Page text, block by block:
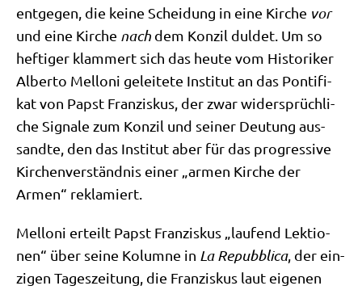
ent­ge­gen, die kei­ne Schei­dung in eine Kir­che vor
und eine Kir­che nach dem Kon­zil dul­det. Um so
hef­ti­ger klam­mert sich das heu­te vom Histo­ri­ker
Alber­to Mel­lo­ni gelei­te­te Insti­tut an das Pon­ti­fi­
kat von Papst Fran­zis­kus, der zwar wider­sprüch­li­
che Signa­le zum Kon­zil und sei­ner Deu­tung aus­
sand­te, den das Insti­tut aber für das pro­gres­si­ve
Kir­chen­ver­ständ­nis einer „armen Kir­che der
Armen“ reklamiert.
Mel­lo­ni erteilt Papst Fran­zis­kus „lau­fend Lek­tio­
nen“ über sei­ne Kolum­ne in La Repubbli­ca, der ein­
zi­gen Tages­zei­tung, die Fran­zis­kus laut eige­nen